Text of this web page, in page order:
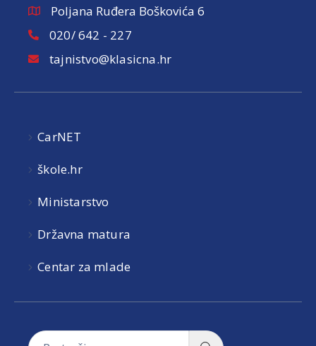
Poljana Ruđera Boškovića 6
020/ 642 - 227
tajnistvo@klasicna.hr
CarNET
škole.hr
Ministarstvo
Državna matura
Centar za mlade